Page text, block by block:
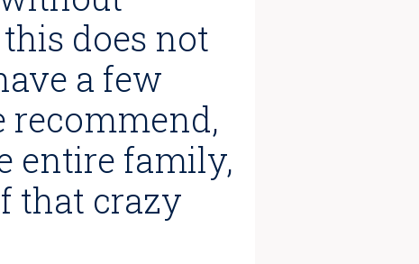
does not
a few
recommend,
entire family,
that crazy